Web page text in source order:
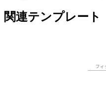
関連テンプレート